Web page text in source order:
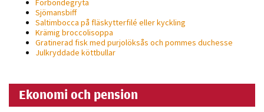
Forbondegryta
Sjömansbiff
Saltimbocca på fläsk­ytterfilé eller kyckling
Krämig broccolisoppa
Gratinerad fisk med purjolöksås och pommes duchesse
Julkryddade köttbullar
Ekonomi och pension